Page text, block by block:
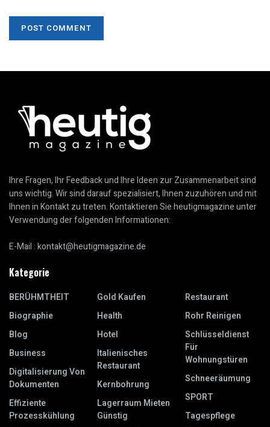
Ihre Fragen, Ihr Feedback und Ihre Ideen zur Zusammenarbeit sind
uns wichtig. Wir sind darauf spezialisiert, Ihnen zuzuhören und mit
Ihnen in Kontakt zu treten. Kontaktieren Sie heutigmagazine unter
Verwendung der folgenden Informationen:
E-Mail :kontakt@heutigmagazine.de
Kategorie
BERÜHMTHEIT
Biographie
Blog
Business
Digitalisierung Von
Dokumenten
Effiziente
Prozesskühlung
Gold Kaufen
Health
Hotel
Italienisches
Restaurant
Kernbohrung
Lagerraum Mieten
Günstig
Restaurant
Rohr Reinigen
Schlüsseldienst
Für
Wohnungstüren
Schneeräumung
SPORT
Tagespflege